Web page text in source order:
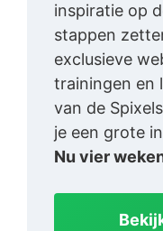
inspiratie op
stappen
exclusieve
trainingen en
van de
je een grote
Nu vier